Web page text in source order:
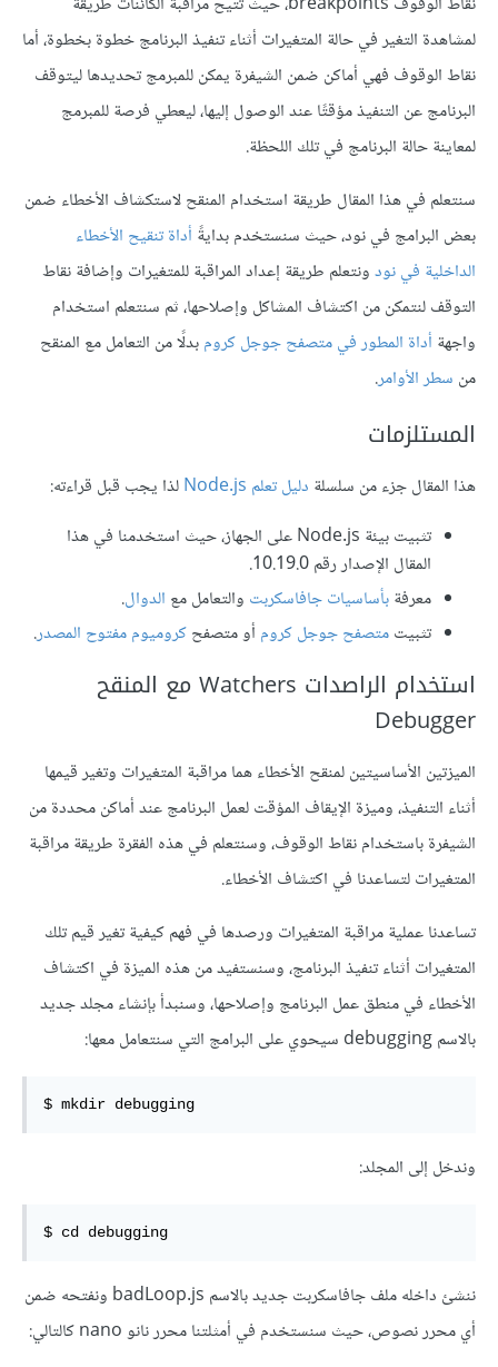
لمشاهدة التغير في حالة المتغيرات أثناء تنفيذ البرنامج خطوة بخطوة، أما
نقاط الوقوف فهي أماكن ضمن الشيفرة يمكن للمبرمج تحديدها ليتوقف
البرنامج عن التنفيذ مؤقتًا عند الوصول إليها، ليعطي فرصة للمبرمج
لمعاينة حالة البرنامج في تلك اللحظة.
سنتعلم في هذا المقال طريقة استخدام المنقح لاستكشاف الأخطاء ضمن
بعض البرامج في نود، حيث سنستخدم بدايةً أداة تنقيح الأخطاء
الداخلية في نودونتعلم طريقة إعداد المراقبة للمتغيرات وإضافة نقاط
التوقف لنتمكن من اكتشاف المشاكل وإصلاحها، ثم سنتعلم استخدام
واجهة أداة المطور في متصفح جوجل كرومبدلًا من التعامل مع المنقح
من سطر الأوامر.
المستلزمات
هذا المقال جزء من سلسلة دليل تعلم Node.js
لذا يجب قبل قراءته:
تثبيت بيئة Node.js على الجهاز، حيث استخدمنا في هذا
المقال الإصدار رقم 10.19.0.
معرفةبأساسيات جافاسكربت والتعامل مع الدوال.
تثبيتمتصفح جوجل كروم أو متصفحكروميوم مفتوح المصدر.
استخدام الراصدات Watchers مع المنقح
Debugger
الميزتين الأساسيتين لمنقح الأخطاء هما مراقبة المتغيرات وتغير قيمها
أثناء التنفيذ، وميزة الإيقاف المؤقت لعمل البرنامج عند أماكن محددة من
الشيفرة باستخدام نقاط الوقوف، وسنتعلم في هذه الفقرة طريقة مراقبة
المتغيرات لتساعدنا في اكتشاف الأخطاء.
تساعدنا عملية مراقبة المتغيرات ورصدها في فهم كيفية تغير قيم تلك
المتغيرات أثناء تنفيذ البرنامج، وسنستفيد من هذه الميزة في اكتشاف
الأخطاء في منطق عمل البرنامج وإصلاحها، وسنبدأ بإنشاء مجلد جديد
بالاسم ‎debugging‎ سيحوي على البرامج التي سنتعامل معها:
$ mkdir debugging
وندخل إلى المجلد:
$ cd debugging
ننشئ داخله ملف جافاسكربت جديد بالاسم ‎badLoop.js‎ ونفتحه ضمن
أي محرر نصوص، حيث سنستخدم في أمثلتنا محرر نانو ‎nano‎ كالتالي: